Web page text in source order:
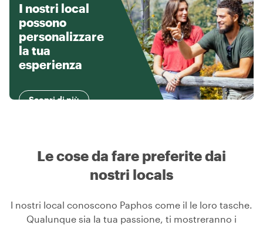
I nostri local
possono
personalizzare
la tua
esperienza
Scopri di più
Le cose da fare preferite dai
nostri locals
I nostri local conoscono Paphos come il le loro tasche.
Qualunque sia la tua passione, ti mostreranno i